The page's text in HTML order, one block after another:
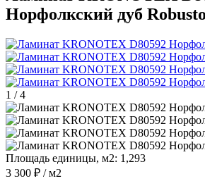
Норфолкский дуб Robusto
1 /4
Площадь единицы, м2: 1,293
3 300 ₽ / м2